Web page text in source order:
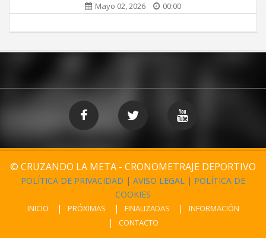
Mayo 02, 2026 00:00
© CRUZANDO LA META - CRONOMETRAJE DEPORTIVO
POLÍTICA DE PRIVACIDAD | AVISO LEGAL | POLÍTICA DE
COOKIES
INICIO PRÓXIMAS FINALIZADAS
INFORMACIÓN
CONTACTO